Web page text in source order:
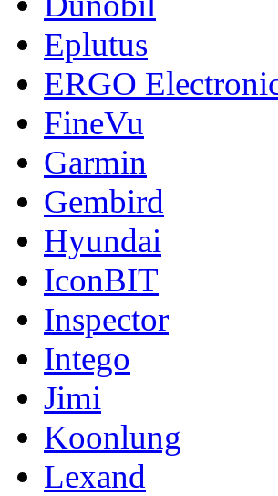
Eplutus
ERGO
FineVu
Garmin
Gembird
Hyundai
IconBIT
Inspector
Intego
Jimi
Koonlung
Lexand